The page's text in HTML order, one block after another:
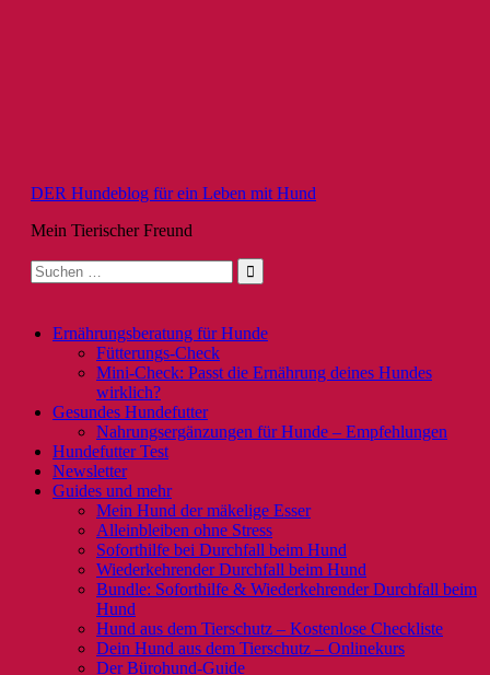
DER Hundeblog für ein Leben mit Hund
Mein Tierischer Freund
Suche
nach:
Ernährungsberatung für Hunde
Fütterungs-Check
Mini-Check: Passt die Ernährung deines Hundes
wirklich?
Gesundes Hundefutter
Nahrungsergänzungen für Hunde – Empfehlungen
Hundefutter Test
Newsletter
Guides und mehr
Mein Hund der mäkelige Esser
Alleinbleiben ohne Stress
Soforthilfe bei Durchfall beim Hund
Wiederkehrender Durchfall beim Hund
Bundle: Soforthilfe & Wiederkehrender Durchfall beim
Hund
Hund aus dem Tierschutz – Kostenlose Checkliste
Dein Hund aus dem Tierschutz – Onlinekurs
Der Bürohund-Guide